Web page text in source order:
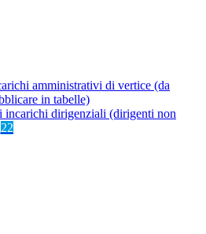
amministrativi di vertice (da
in tabelle)
incarichi dirigenziali (dirigenti non
22